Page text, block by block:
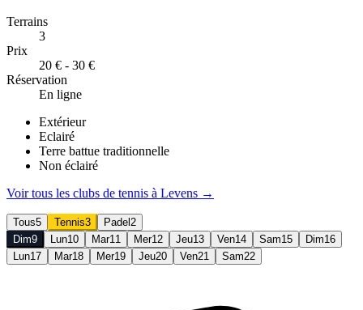
Terrains
3
Prix
20 € - 30 €
Réservation
En ligne
Extérieur
Eclairé
Terre battue traditionnelle
Non éclairé
Voir tous les clubs de tennis à Levens →
Tous5 Tennis3 Padel 2
Dim9 Lun10 Mar11 Mer12 Jeu13 Ven14 Sam15 Dim16
Lun17 Mar18 Mer19 Jeu20 Ven21 Sam22